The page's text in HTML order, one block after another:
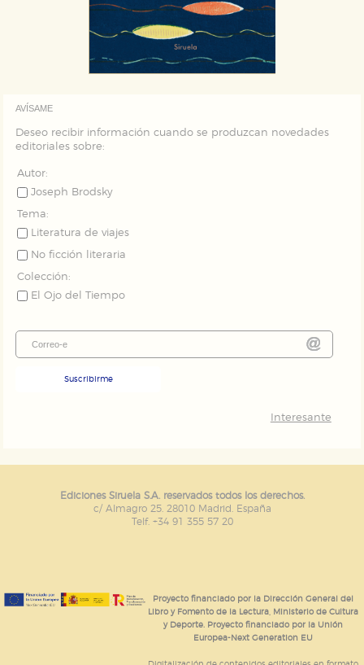
AVÍSAME
Deseo recibir información cuando se produzcan novedades
editoriales sobre:
Autor:
Joseph Brodsky
Tema:
Literatura de viajes
No ficción literaria
Colección:
El Ojo del Tiempo
Suscribirme
Interesante
Ediciones Siruela S.A. reservados todos los derechos.
c/ Almagro 25. 28010 Madrid. España
Telf. +34 91 355 57 20
Proyecto financiado por la Dirección General del
Libro y Fomento de la Lectura, Ministerio de Cultura
y Deporte. Proyecto financiado por la Unión
Europea-Next Generation EU